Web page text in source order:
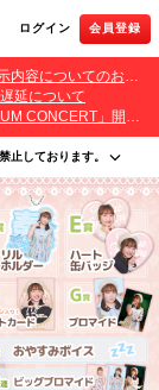
ログイン 会員登録
TANO*C TOUR 2026開催記念！ラッフルくじ G賞の表示内容についてのお詫びとご報告
延について
≠ME 7周年コンサート「≠ME 7th ANNIVERSARY PREMIUM CONCERT」開催記念ラッフルくじ 景品お届け遅延のお詫びとご案内
止しております。
の他営利目的での転売行
は、出品者が著作権を有
する行為は禁止しており
クション等への出品、